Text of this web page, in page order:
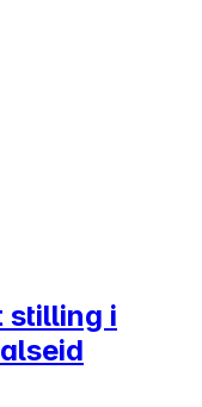
stilling i